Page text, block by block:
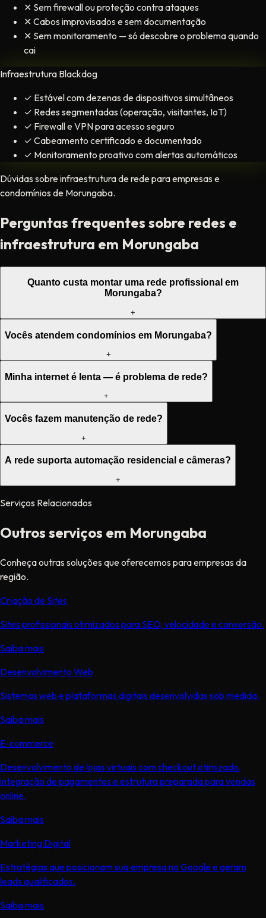
✕ Sem firewall ou proteção contra ataques
✕ Cabos improvisados e sem documentação
✕ Sem monitoramento — só descobre o problema quando
cai
Infraestrutura Blackdog
✓ Estável com dezenas de dispositivos simultâneos
✓ Redes segmentadas (operação, visitantes, IoT)
✓ Firewall e VPN para acesso seguro
✓ Cabeamento certificado e documentado
✓ Monitoramento proativo com alertas automáticos
Dúvidas sobre infraestrutura de rede para empresas e
condomínios de Morungaba.
Perguntas frequentes sobre redes e
infraestrutura em Morungaba
Quanto custa montar uma rede profissional em
Morungaba?
+
Vocês atendem condomínios em Morungaba?
+
Minha internet é lenta — é problema de rede?
+
Vocês fazem manutenção de rede?
+
A rede suporta automação residencial e câmeras?
+
Serviços Relacionados
Outros serviços em Morungaba
Conheça outras soluções que oferecemos para empresas da
região.
Criação de Sites
Sites profissionais otimizados para SEO, velocidade e conversão.
Saiba mais
Desenvolvimento Web
Sistemas web e plataformas digitais desenvolvidas sob medida.
Saiba mais
E-commerce
Desenvolvimento de lojas virtuais com checkout otimizado,
integração de pagamentos e estrutura preparada para vendas
online.
Saiba mais
Marketing Digital
Estratégias que posicionam sua empresa no Google e geram
leads qualificados.
Saiba mais